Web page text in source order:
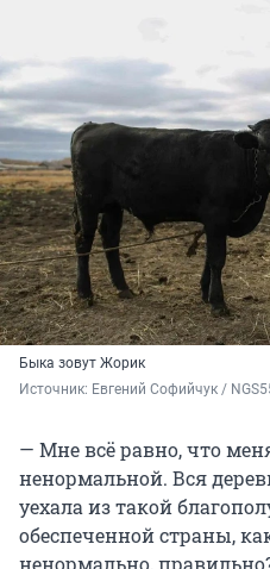
Быка зовут Жорик
Источник: Евгений Софийчук /
— Мне всё равно, что
ненормальной. Вся
уехала из такой
обеспеченной страны,
ненормально,